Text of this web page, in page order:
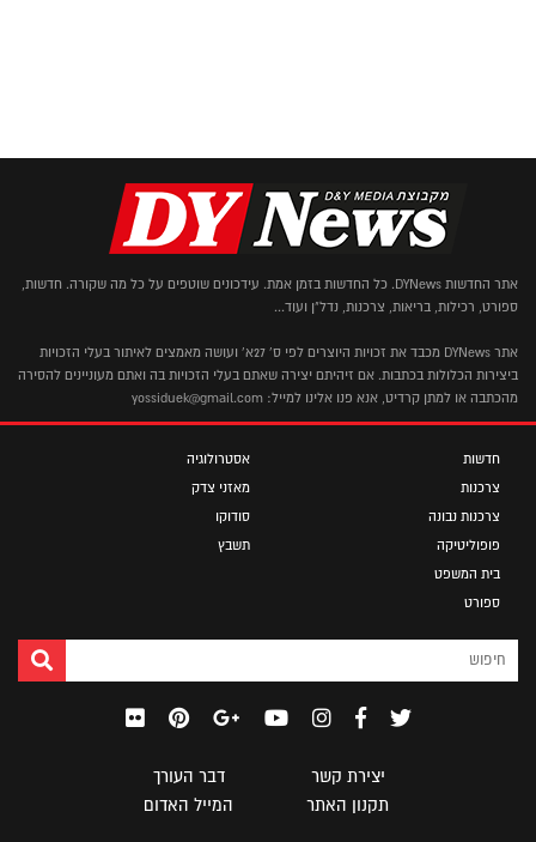
אתר החדשות DYNews. כל החדשות בזמן אמת. עידכונים שוטפים על כל מה שקורה. חדשות,
ספורט, רכילות, בריאות, צרכנות, נדל"ן ועוד...
אתר DYNews מכבד את זכויות היוצרים לפי ס' 27א' ועושה מאמצים לאיתור בעלי הזכויות
ביצירות הכלולות בכתבות. אם זיהיתם יצירה שאתם בעלי הזכויות בה ואתם מעוניינים להסירה
מהכתבה או למתן קרדיט, אנא פנו אלינו למייל: yossiduek@gmail.com
חדשות
צרכנות
צרכנות נבונה
פופוליטיקה
בית המשפט
ספורט
אסטרולוגיה
מאזני צדק
סודוקו
תשבץ
יצירת קשר
דבר העורך
תקנון האתר
המייל האדום